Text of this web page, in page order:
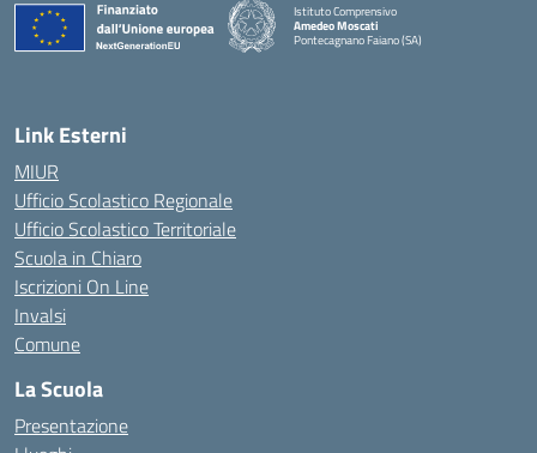
Istituto Comprensivo
Amedeo Moscati
Pontecagnano Faiano (SA)
— Visita la pagina iniziale della scuola
Link Esterni
MIUR
Ufficio Scolastico Regionale
Ufficio Scolastico Territoriale
Scuola in Chiaro
Iscrizioni On Line
Invalsi
Comune
La Scuola
Presentazione